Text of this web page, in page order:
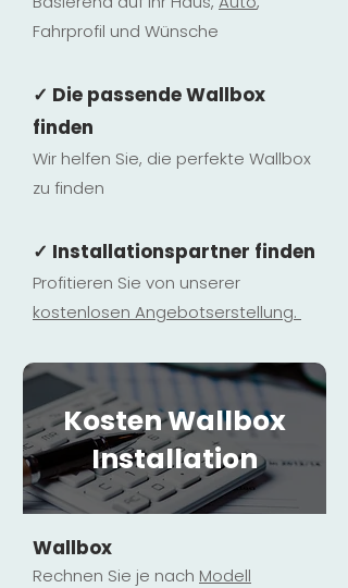
Fahrprofil und Wünsche
✓ Die passende Wallbox
finden
Wir helfen Sie, die perfekte Wallbox
zu finden
✓ Installationspartner finden
Profitieren Sie von unserer
kostenlosen Angebotserstellung.
Kosten Wallbox
Installation
Wallbox
Rechnen Sie je nach Modell